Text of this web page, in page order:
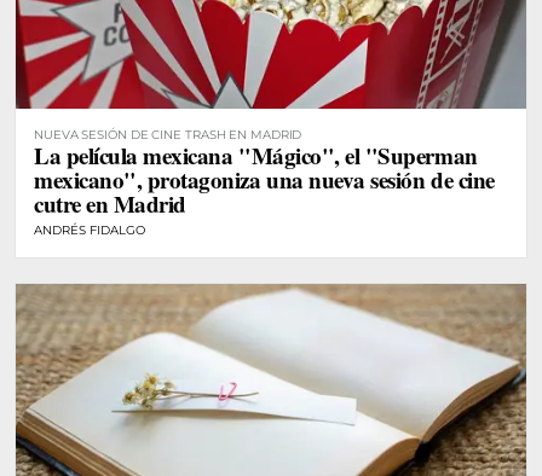
NUEVA SESIÓN DE CINE TRASH EN MADRID
La película mexicana "Mágico", el "Superman
mexicano", protagoniza una nueva sesión de cine
cutre en Madrid
ANDRÉS FIDALGO